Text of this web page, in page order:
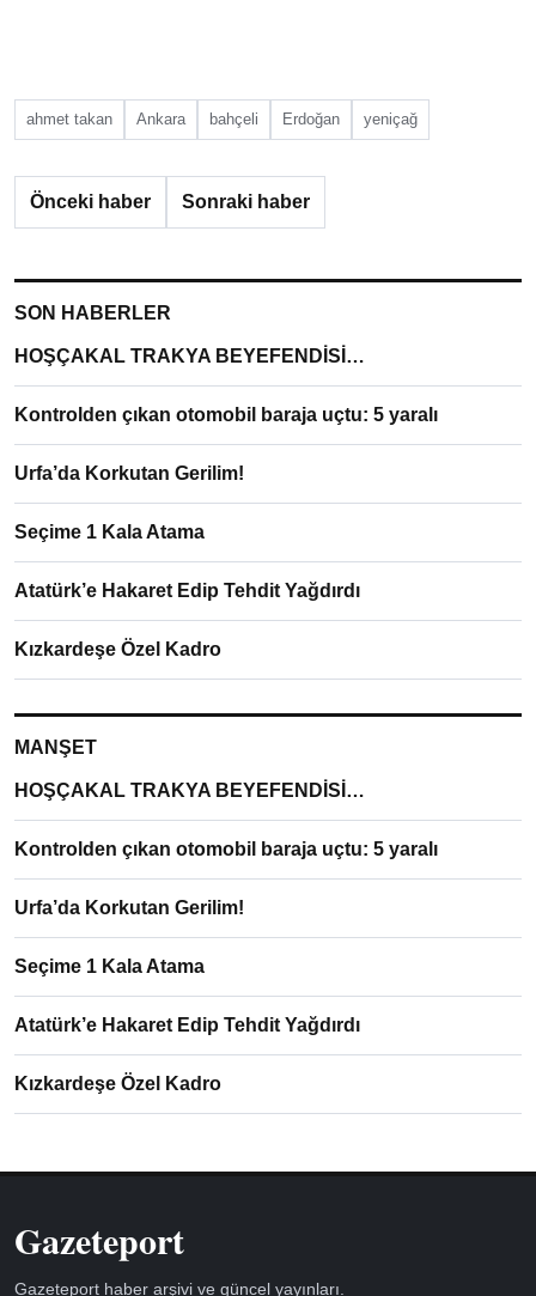
ahmet takan Ankara bahçeli Erdoğan yeniçağ
Önceki haber Sonraki haber
SON HABERLER
HOŞÇAKAL TRAKYA BEYEFENDİSİ…
Kontrolden çıkan otomobil baraja uçtu: 5 yaralı
Urfa’da Korkutan Gerilim!
Seçime 1 Kala Atama
Atatürk’e Hakaret Edip Tehdit Yağdırdı
Kızkardeşe Özel Kadro
MANŞET
HOŞÇAKAL TRAKYA BEYEFENDİSİ…
Kontrolden çıkan otomobil baraja uçtu: 5 yaralı
Urfa’da Korkutan Gerilim!
Seçime 1 Kala Atama
Atatürk’e Hakaret Edip Tehdit Yağdırdı
Kızkardeşe Özel Kadro
Gazeteport
Gazeteport haber arşivi ve güncel yayınları.